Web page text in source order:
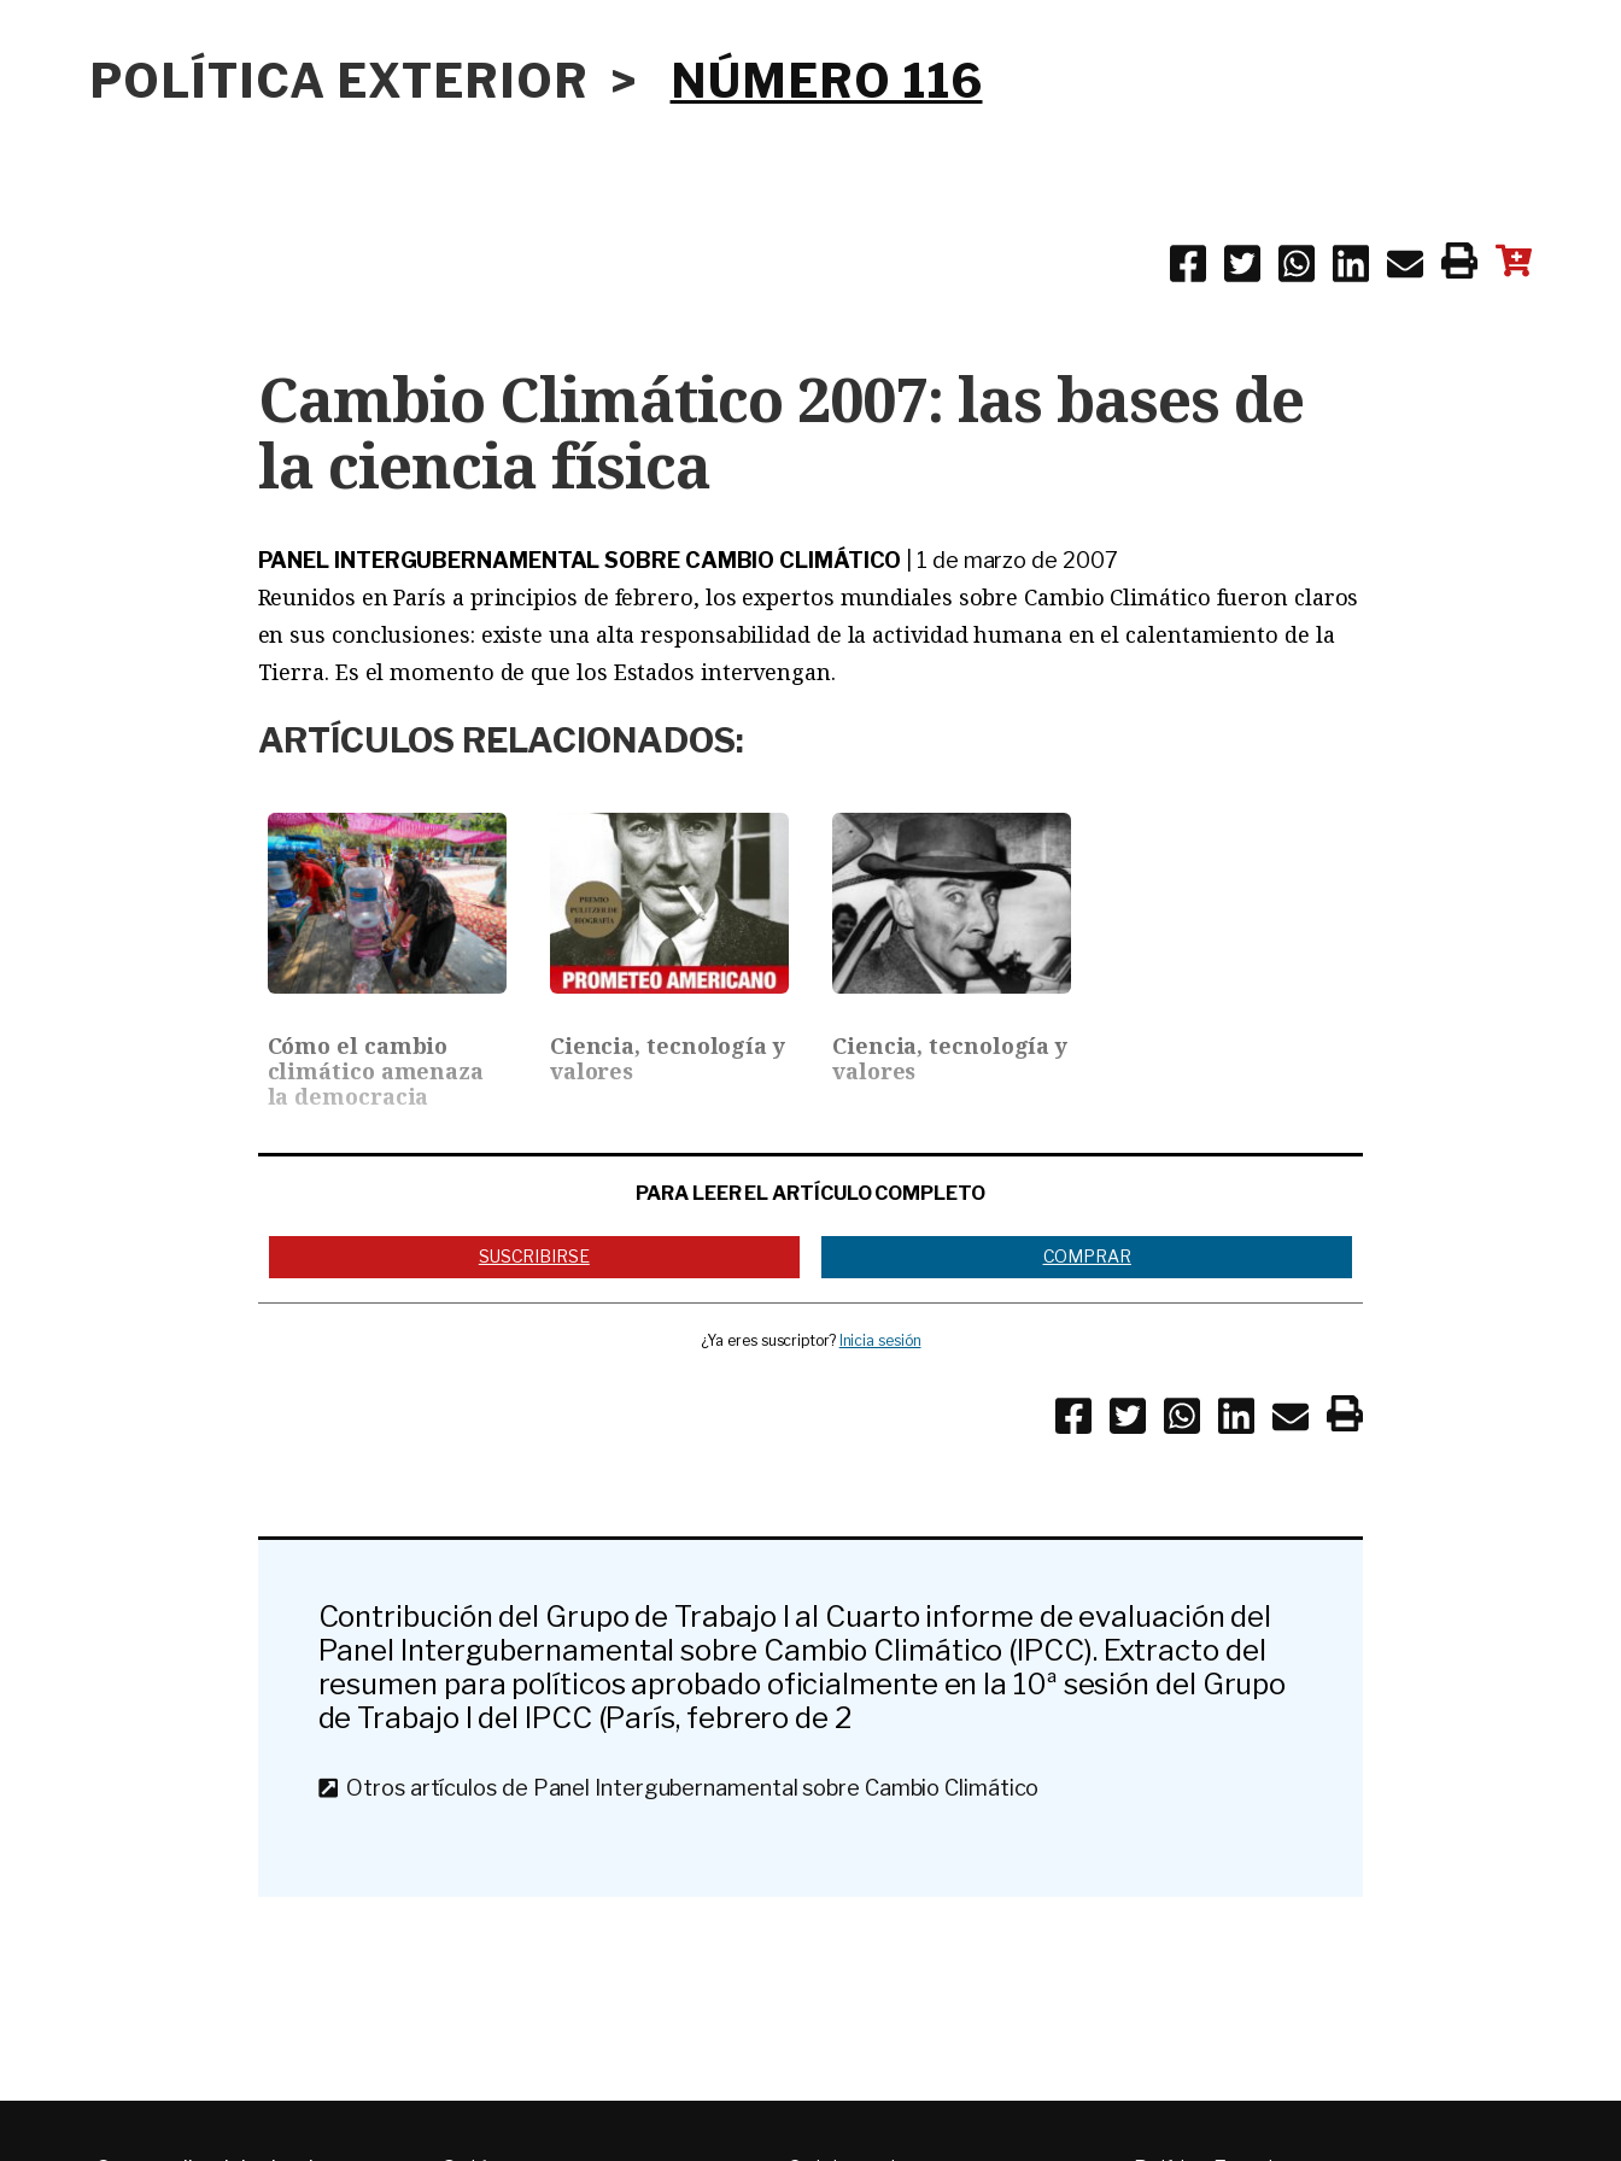
POLÍTICA EXTERIOR > NÚMERO 116
Cambio Climático 2007: las bases de
la ciencia física
PANEL INTERGUBERNAMENTAL SOBRE CAMBIO CLIMÁTICO 1 de marzo de 2007
Reunidos en París a principios de febrero, los expertos mundiales sobre Cambio Climático fueron claros
en sus conclusiones: existe una alta responsabilidad de la actividad humana en el calentamiento de la
Tierra. Es el momento de que los Estados intervengan.
ARTÍCULOS RELACIONADOS:
Cómo el cambio
climático amenaza
la democracia
Ciencia, tecnología y
valores
Ciencia, tecnología y
valores
PARA LEER EL ARTÍCULO COMPLETO
SUSCRIBIRSE COMPRAR
¿Ya eres suscriptor? Inicia sesión
Contribución del Grupo de Trabajo I al Cuarto informe de evaluación del
Panel Intergubernamental sobre Cambio Climático (IPCC). Extracto del
resumen para políticos aprobado oficialmente en la 10ª sesión del Grupo
de Trabajo I del IPCC (París, febrero de 2
Otros artículos de Panel Intergubernamental sobre Cambio Climático